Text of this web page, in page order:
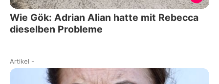
Wie Gök: Adrian Alian hatte mit Rebecca
dieselben Probleme
Artikel -